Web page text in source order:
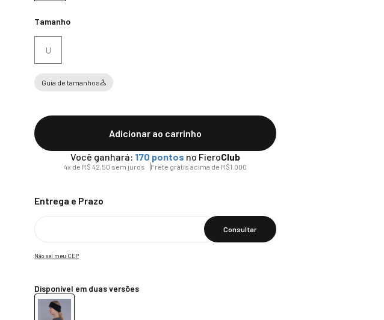
Tamanho
U
Guia de tamanhos
Adicionar ao carrinho
Você ganhará: 170 pontos no FieroClub
4x de R$ 42,50 sem juros Frete grátis acima de R$1.000
Não sei meu CEP
Frete
Disponível em duas versões